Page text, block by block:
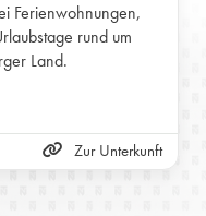
Ferienwohnungen,
rund um
Land.
Zur Unterkunft